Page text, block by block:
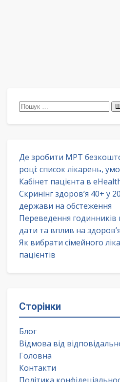
Пошук:
Де зробити МРТ
році: список лікарень,
Кабінет пацієнта в
Скринінг здоров’я 40+ у
держави на обстеження
Переведення годинників
дати та вплив на здоров’я
Як вибрати сімейного
пацієнтів
Сторінки
Блог
Відмова від
Головна
Контакти